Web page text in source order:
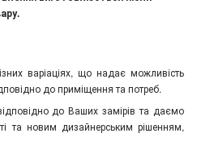
варіаціях, що надає можливість
до приміщення та потреб.
до Ваших замірів та даємо
та новим дизайнерським рішенням,